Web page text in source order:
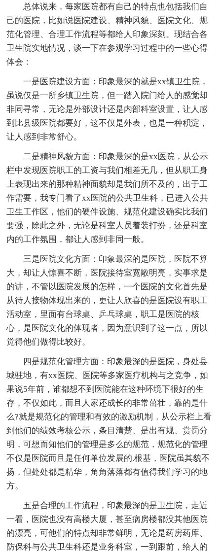
总体说来，每家医院都有自己的特点也包括我们自
己的医院，比如说医院建设、精神风貌、医院文化、规
范化管理、合理工作流程等都给人印象深刻。现结合各
卫生院实地情况，谈一下在参观学习过程中的一些心得
体会：
一是医院建设方面：印象最深的就是xx镇卫生院，
虽说仅是一所乡镇卫生院，但一踏入院门给人的感觉却
非同寻常，无论是外部设计还是内部科室设置，让人感
到比县级医院都要好，这不仅是外表，也是一种积淀，
让人感到非常舒心。
二是精神风貌方面：印象最深的是xx医院，从公示
栏中发现医院职工的工资与我们相差无几，但从职工身
上表现出来的那种精神面貌却是我们所不及的，出于工
作需要，我专门看了xx医院的公共卫生科，已进入公共
卫生工作区，他们的硬件设施、规范化建设确实比我们
要强，除此之外，无论是科室人员着装打扮，还是科室
内的工作氛围，都让人感到非同一般。
三是医院文化方面：印象最深的是医院，医院不算
大，却让人惊喜不断，医院接待室宽敞明亮，实事求是
的讲，不管以医院发展的怎样，一个医院的文化首先是
从待人接物体现出来的，更让人欣喜的是医院设有职工
活动室，里面有台球桌、乒乓球桌，职工是医院的核
心，是医院文化的体现者，因为意识到了这一点，所以
觉得他们做得比较好。
四是规范化管理方面：印象最深的是医院，身处县
城驻地，有xx医院、医院等多家医疗机构与之竞争，如
果说5年前，谁都想不到医院能在这种环境下很好的生
存，不仅如此，而且人家还成长的非常茁壮，靠的是什
么?就是规范化的管理和有效的激励机制，从公示栏上看
到他们的绩效考核公示，条目清楚、是出有规、赏罚分
明，可想而知他们的管理是多么的规范，规范化的管理
不仅是医院而且是任何单位发展的.根基，医院虽其貌不
扬，但处处都是精华，角角落落都有值得我们学习的地
方。
五是合理的工作流程，印象最深的是卫生院，走近
一看，医院也没有高楼大厦，甚至病房楼都没其他医院
的漂亮，可他们的特点却非常鲜明，无论是药房药库、
防保科与公共卫生科还是业务科室，一到跟前，给人的